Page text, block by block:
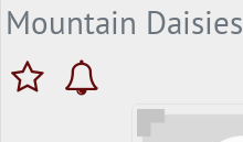
Mountain Daisies